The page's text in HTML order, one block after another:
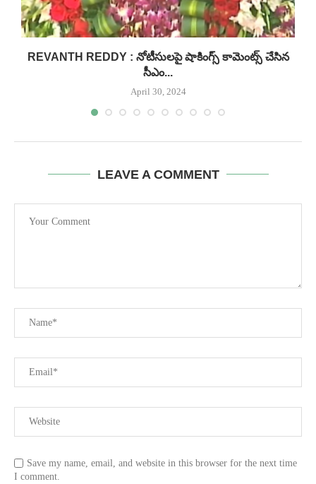
REVANTH REDDY : నోటీసులపై షాకింగ్స్ కామెంట్స్ చేసిన
సీఎం...
April 30, 2024
LEAVE A COMMENT
Save my name, email, and website in this browser for the next time
I comment.